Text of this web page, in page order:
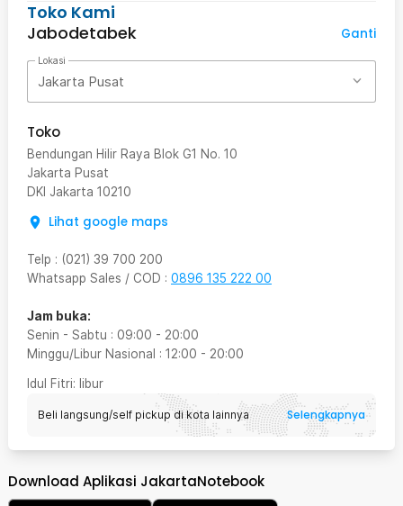
Toko Kami
Jabodetabek
Ganti
Lokasi
Jakarta Pusat
Toko
Bendungan Hilir Raya Blok G1 No. 10
Jakarta Pusat
DKI Jakarta 10210
Lihat google maps
Telp : (021) 39 700 200
Whatsapp Sales / COD : 0896 135 222 00
Jam buka:
Senin - Sabtu : 09:00 - 20:00
Minggu/Libur Nasional : 12:00 - 20:00
Idul Fitri: libur
Beli langsung/self pickup di kota lainnya Selengkapnya
Download Aplikasi JakartaNotebook